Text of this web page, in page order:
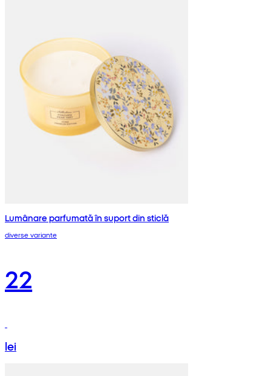
Lumânare parfumată în suport din sticlă
diverse variante
22
lei